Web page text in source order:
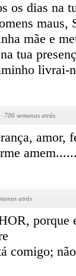
os dias na
maus,
mãe e
tua
livrai-
· 706 semanas atrás
amor,
atrás
porque
comigo;